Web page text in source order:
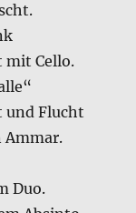
mit Cello.
und Flucht
Ammar.
Duo.